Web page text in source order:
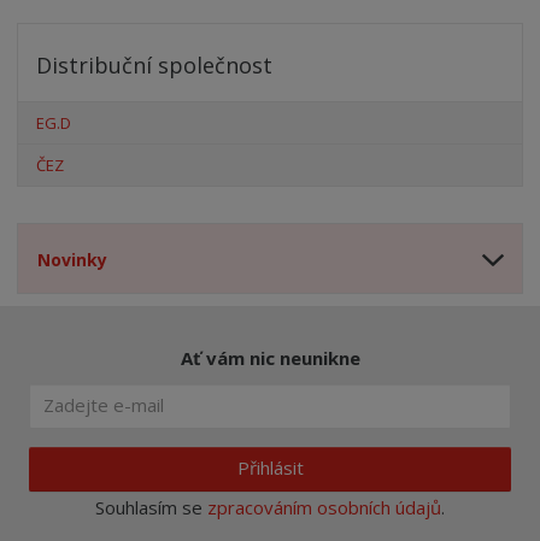
Distribuční společnost
EG.D
ČEZ
Novinky
Ať vám nic neunikne
Přihlásit
Souhlasím se zpracováním osobních údajů.